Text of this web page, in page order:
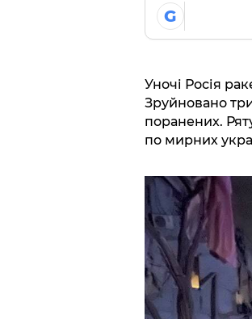
G
Уночі Росія
Зруйновано
поранених.
по мирних